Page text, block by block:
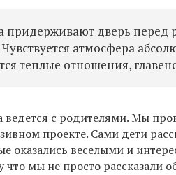
придерживают дверь перед
атмосфера
теплые отношения,
ведется с родителями. Мы
проекте. Сами дети
оказались веселыми и
что мы не просто рассказали